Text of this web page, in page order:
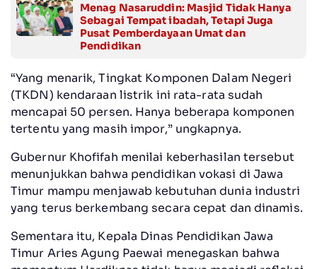
Menag Nasaruddin: Masjid Tidak Hanya
Sebagai Tempat ibadah, Tetapi Juga
Pusat Pemberdayaan Umat dan
Pendidikan
“Yang menarik, Tingkat Komponen Dalam Negeri
(TKDN) kendaraan listrik ini rata-rata sudah
mencapai 50 persen. Hanya beberapa komponen
tertentu yang masih impor,” ungkapnya.
Gubernur Khofifah menilai keberhasilan tersebut
menunjukkan bahwa pendidikan vokasi di Jawa
Timur mampu menjawab kebutuhan dunia industri
yang terus berkembang secara cepat dan dinamis.
Sementara itu, Kepala Dinas Pendidikan Jawa
Timur Aries Agung Paewai menegaskan bahwa